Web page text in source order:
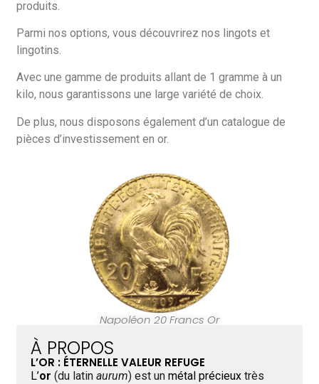
produits.
Parmi nos options, vous découvrirez nos lingots et
lingotins.
Avec une gamme de produits allant de 1 gramme à un
kilo, nous garantissons une large variété de choix.
De plus, nous disposons également d’un catalogue de
pièces d’investissement en or.
Napoléon 20 Francs Or
À PROPOS
L’OR : ÉTERNELLE VALEUR REFUGE
L’or (du latinaurum) est unmétal précieux très